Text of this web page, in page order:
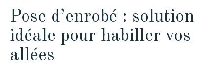
Pose d’enrobé : solution
idéale pour habiller vos
allées